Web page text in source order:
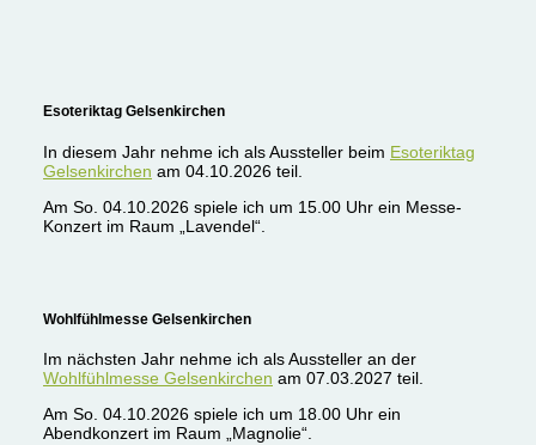
Esoteriktag Gelsenkirchen
In diesem Jahr nehme ich als Aussteller beim Esoteriktag
Gelsenkirchen am 04.10.2026 teil.
Am So. 04.10.2026 spiele ich um 15.00 Uhr ein Messe-
Konzert im Raum „Lavendel“.
Wohlfühlmesse Gelsenkirchen
Im nächsten Jahr nehme ich als Aussteller an der
Wohlfühlmesse Gelsenkirchen am 07.03.2027 teil.
Am So. 04.10.2026 spiele ich um 18.00 Uhr ein
Abendkonzert im Raum „Magnolie“.